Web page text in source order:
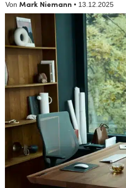
Von Mark Niemann • 13.12.2025